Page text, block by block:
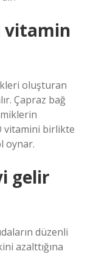
vitamin
oluşturan
Çapraz bağ
vitamini birlikte
oynar.
gelir
düzenli
azalttığına